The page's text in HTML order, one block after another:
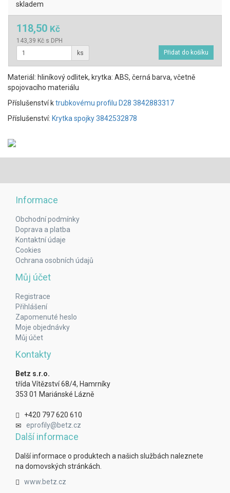
skladem
118,50 Kč
143,39 Kč s DPH
ks
Materiál: hliníkový odlitek, krytka: ABS, černá barva, včetně
spojovacího materiálu
Příslušenství ktrubkovému profilu D28 3842883317
Příslušenství: Krytka spojky 3842532878
Informace
Obchodní podmínky
Doprava a platba
Kontaktní údaje
Cookies
Ochrana osobních údajů
Můj účet
Registrace
Přihlášení
Zapomenuté heslo
Moje objednávky
Můj účet
Kontakty
Betz s.r.o.
třída Vítězství 68/4, Hamrníky
353 01 Mariánské Lázně
+420 797 620 610
eprofily@betz.cz
Další informace
Další informace o produktech a našich službách naleznete
na domovských stránkách.
www.betz.cz